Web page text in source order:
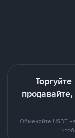
Обменяйте USDT